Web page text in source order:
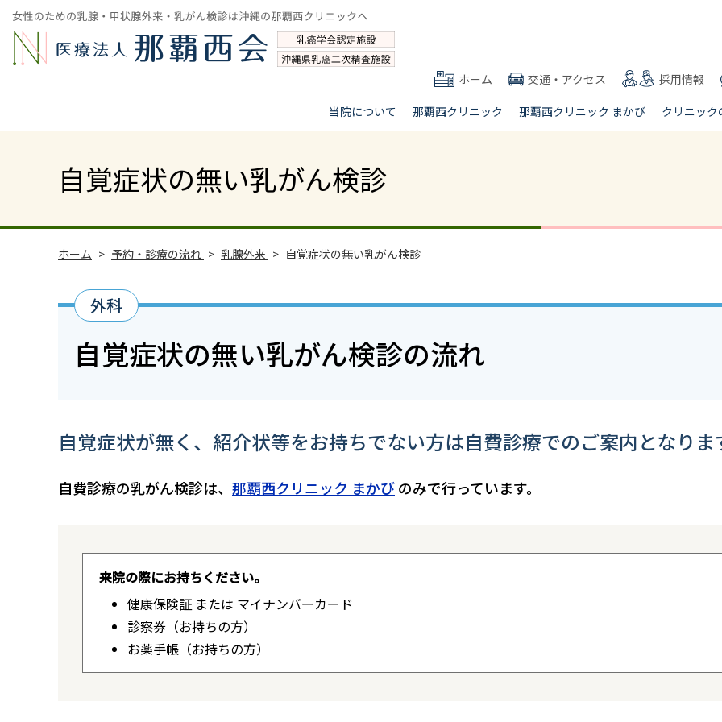
ホーム 交通・アクセス
採用情報
当院について
那覇西クリニック 那覇西クリニック まかび クリニック
自覚症状の無い乳がん検診
ホーム 予約・診療の流れ 乳腺外来 自覚症状の無い乳がん検診
外科
自覚症状の無い乳がん検診の流れ
自覚症状が無く、紹介状等をお持ちでない方は自費診療でのご案内となりま
自費診療の乳がん検診は、 那覇西クリニック まかびのみで行っています。
来院の際にお持ちください。
健康保険証 または マイナンバーカード
診察券（お持ちの方）
お薬手帳（お持ちの方）